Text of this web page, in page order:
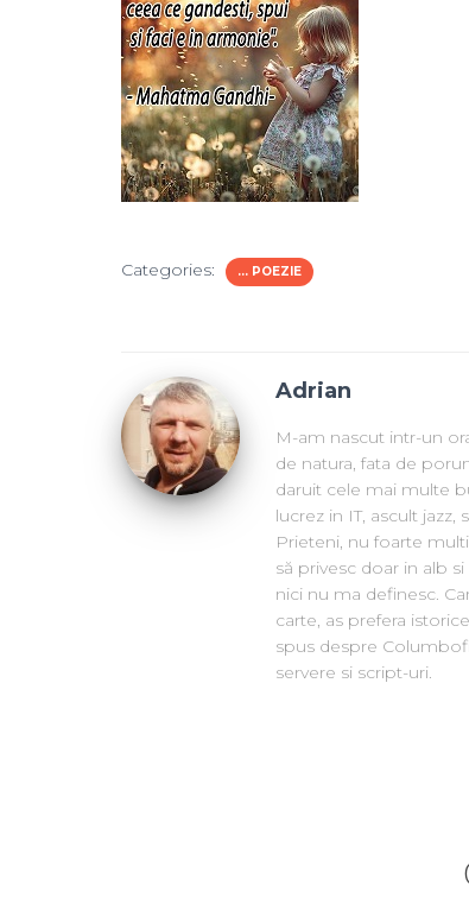
Categories: ... POEZIE
Adrian
M-am nascut intr-un
de natura, fata de
daruit cele mai multe
lucrez in IT, ascult
Prieteni, nu foarte
să privesc doar in alb
nici nu ma definesc.
carte, as prefera
spus despre
servere si script-uri.